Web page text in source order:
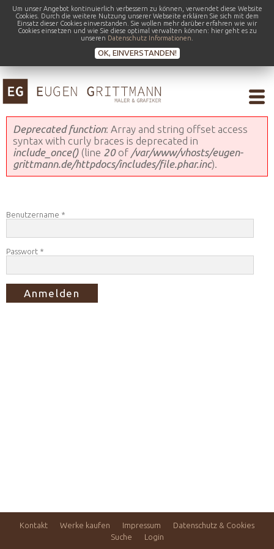
Um unser Angebot kontinuierlich verbessern zu können, verwendet diese Website
Cookies. Durch die weitere Nutzung unserer Webseite erklären Sie sich mit dem
Einsatz dieser Cookies einverstanden. Sie wollen mehr darüber erfahren wie wir
Cookies einsetzen und wie Sie diese optimal verwalten können: hier geht es zu
unseren Datenschutz Informationen
OK, EINVERSTANDEN!
Fehlermeldung
Deprecated function: Array and string offset access
syntax with curly braces is deprecated in
include_once()(line 20of /var/www/vhosts/eugen-
grittmann.de/httpdocs/includes/file.phar.inc).
Benutzername *
Passwort *
Kontakt Werke kaufen Impressum
Datenschutz & Cookies
Suche
Login